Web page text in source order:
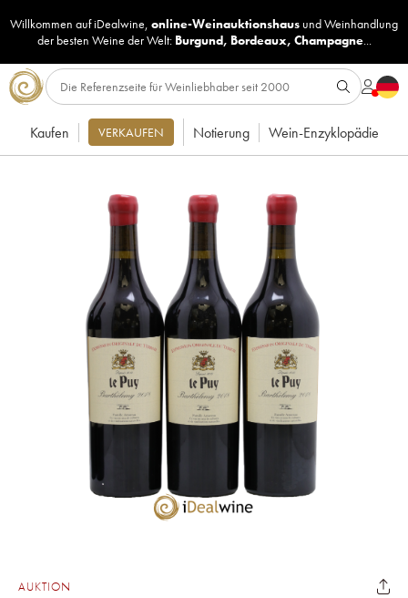
Willkommen auf iDealwine, online-Weinauktionshaus undWeinhandlung
der besten Weine der Welt: Burgund, Bordeaux, Champagne...
Kaufen VERKAUFEN Notierung Wein-Enzyklopädie
AUKTION